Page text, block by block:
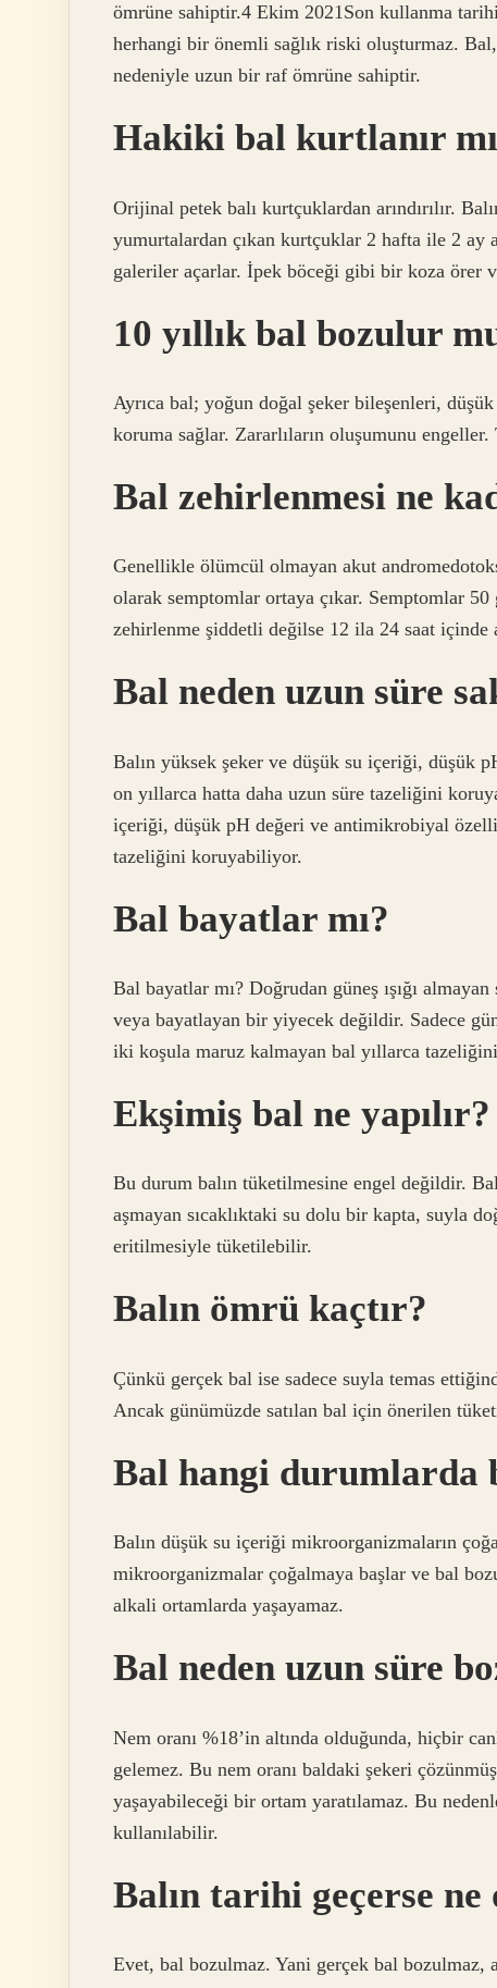
ömrüne sahiptir.4 Ekim 2021Son kullanma
herhangi bir önemli sağlık riski oluşturmaz.
nedeniyle uzun bir raf ömrüne sahiptir.
Hakiki bal kurtlanır
Orijinal petek balı kurtçuklardan arındırılır.
yumurtalardan çıkan kurtçuklar 2 hafta ile 2 ay
galeriler açarlar. İpek böceği gibi bir koza örer
10 yıllık bal bozulur
Ayrıca bal; yoğun doğal şeker bileşenleri,
koruma sağlar. Zararlıların oluşumunu
Bal zehirlenmesi ne
Genellikle ölümcül olmayan akut
olarak semptomlar ortaya çıkar. Semptomlar
zehirlenme şiddetli değilse 12 ila 24 saat içinde
Bal neden uzun süre
Balın yüksek şeker ve düşük su içeriği, düşük
on yıllarca hatta daha uzun süre tazeliğini
içeriği, düşük pH değeri ve antimikrobiyal
tazeliğini koruyabiliyor.
Bal bayatlar mı?
Bal bayatlar mı? Doğrudan güneş ışığı
veya bayatlayan bir yiyecek değildir. Sadece
iki koşula maruz kalmayan bal yıllarca
Ekşimiş bal ne yapılır?
Bu durum balın tüketilmesine engel değildir.
aşmayan sıcaklıktaki su dolu bir kapta, suyla
eritilmesiyle tüketilebilir.
Balın ömrü kaçtır?
Çünkü gerçek bal ise sadece suyla temas
Ancak günümüzde satılan bal için önerilen
Bal hangi durumlarda
Balın düşük su içeriği mikroorganizmaların
mikroorganizmalar çoğalmaya başlar ve bal
alkali ortamlarda yaşayamaz.
Bal neden uzun süre
Nem oranı %18’in altında olduğunda, hiçbir
gelemez. Bu nem oranı baldaki şekeri
yaşayabileceği bir ortam yaratılamaz. Bu
kullanılabilir.
Balın tarihi geçerse ne
Evet, bal bozulmaz. Yani gerçek bal bozulmaz,